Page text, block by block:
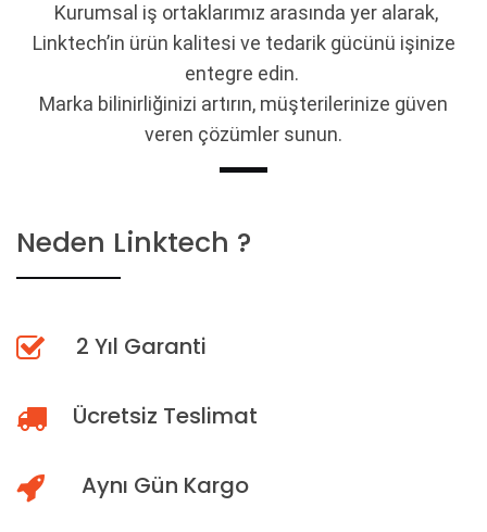
Kurumsal iş ortaklarımız arasında yer alarak,
Linktech’in ürün kalitesi ve tedarik gücünü işinize
entegre edin.
Marka bilinirliğinizi artırın, müşterilerinize güven
veren çözümler sunun.
Neden Linktech ?
2 Yıl Garanti
Ücretsiz Teslimat
Aynı Gün Kargo